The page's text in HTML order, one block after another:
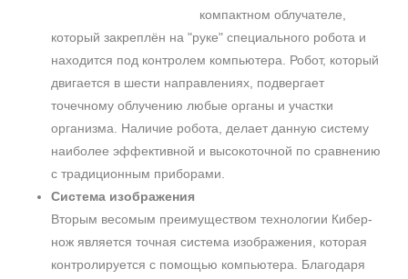
компактном облучателе,
который закреплён на "руке" специального робота и
находится под контролем компьютера. Робот, который
двигается в шести направлениях, подвергает
точечному облучению любые органы и участки
организма. Наличие робота, делает данную систему
наиболее эффективной и высокоточной по сравнению
с традиционным приборами.
Система изображения
Вторым весомым преимуществом технологии Кибер-
нож является точная система изображения, которая
контролируется с помощью компьютера. Благодаря